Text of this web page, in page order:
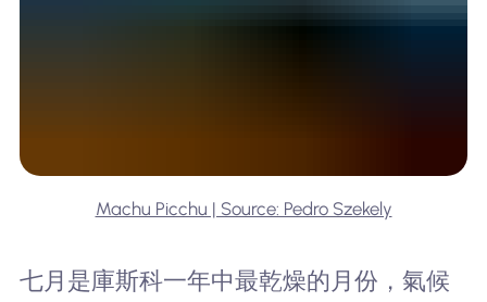
Machu Picchu | Source: Pedro Szekely
七月是庫斯科一年中最乾燥的月份，氣候